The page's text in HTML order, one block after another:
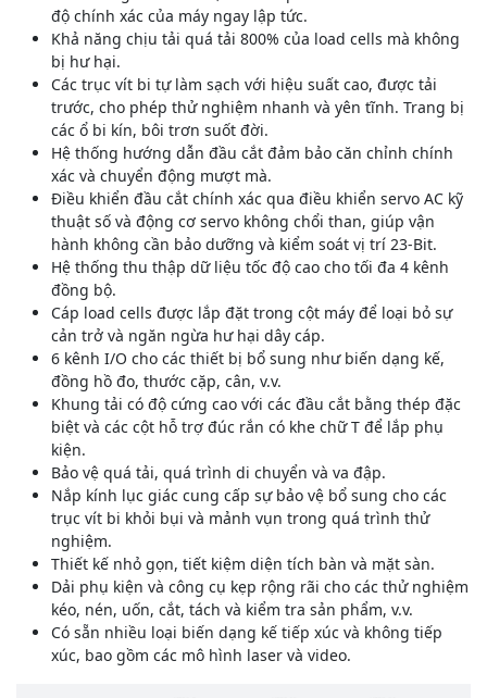
độ chính xác của máy ngay lập tức.
Khả năng chịu tải quá tải 800% của load cells mà không
bị hư hại.
Các trục vít bi tự làm sạch với hiệu suất cao, được tải
trước, cho phép thử nghiệm nhanh và yên tĩnh. Trang bị
các ổ bi kín, bôi trơn suốt đời.
Hệ thống hướng dẫn đầu cắt đảm bảo căn chỉnh chính
xác và chuyển động mượt mà.
Điều khiển đầu cắt chính xác qua điều khiển servo AC kỹ
thuật số và động cơ servo không chổi than, giúp vận
hành không cần bảo dưỡng và kiểm soát vị trí 23-Bit.
Hệ thống thu thập dữ liệu tốc độ cao cho tối đa 4 kênh
đồng bộ.
Cáp load cells được lắp đặt trong cột máy để loại bỏ sự
cản trở và ngăn ngừa hư hại dây cáp.
6 kênh I/O cho các thiết bị bổ sung như biến dạng kế,
đồng hồ đo, thước cặp, cân, v.v.
Khung tải có độ cứng cao với các đầu cắt bằng thép đặc
biệt và các cột hỗ trợ đúc rắn có khe chữ T để lắp phụ
kiện.
Bảo vệ quá tải, quá trình di chuyển và va đập.
Nắp kính lục giác cung cấp sự bảo vệ bổ sung cho các
trục vít bi khỏi bụi và mảnh vụn trong quá trình thử
nghiệm.
Thiết kế nhỏ gọn, tiết kiệm diện tích bàn và mặt sàn.
Dải phụ kiện và công cụ kẹp rộng rãi cho các thử nghiệm
kéo, nén, uốn, cắt, tách và kiểm tra sản phẩm, v.v.
Có sẵn nhiều loại biến dạng kế tiếp xúc và không tiếp
xúc, bao gồm các mô hình laser và video.